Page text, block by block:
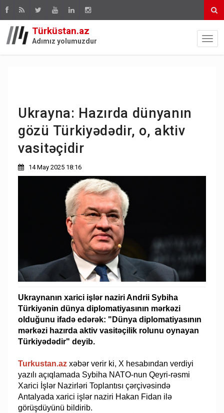
Türküstan.az
Adımız yolumuzdur
Ukrayna: Hazırda dünyanın
gözü Türkiyədədir, o, aktiv
vasitəçidir
14 May 2025 18:16
Ukraynanın xarici işlər naziri Andrii Sybiha
Türkiyənin dünya diplomatiyasının mərkəzi
olduğunu ifadə edərək: "Dünya diplomatiyasının
mərkəzi hazırda aktiv vasitəçilik rolunu oynayan
Türkiyədədir" deyib.
Turkustan.az xəbər verir ki, X hesabından verdiyi
yazılı açıqlamada Sybiha NATO-nun Qeyri-rəsmi
Xarici İşlər Nazirləri Toplantısı çərçivəsində
Antalyada xarici işlər naziri Hakan Fidan ilə
görüşdüyünü bildirib.